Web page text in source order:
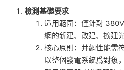
檢測基礎要求
适用範圍：僅針對
網的新建、改建、擴建
核心原則：并網性能需
以整個發電系統爲對象